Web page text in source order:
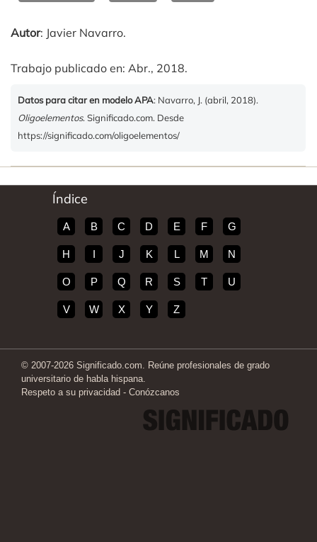
Autor: Javier Navarro.
Trabajo publicado en: Abr., 2018.
Datos para citar en modelo APA: Navarro, J. (abril, 2018).
Oligoelementos. Significado.com. Desde
https://significado.com/oligoelementos/
Índice
A B C D E F G
H J K L M N
O P Q R S T U
V W X Y Z
© 2007-2026 Significado.com. Reúne profesionales de grado
universitario de habla hispana.
Respeto a su privacidad - Conózcanos